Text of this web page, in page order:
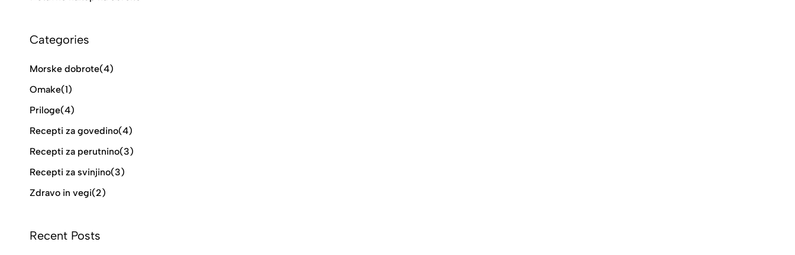
Categories
Morske dobrote(4)
Omake(1)
Priloge(4)
Recepti za govedino(4)
Recepti za perutnino(3)
Recepti za svinjino(3)
Zdravo in vegi(2)
Recent Posts